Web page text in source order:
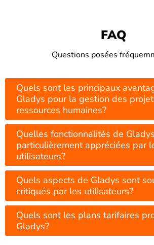
FAQ
Questions posées
Quels sont les principaux
Gladys pour la gestion des
ressources humaines?
Quelles fonctionnalités de
particulièrement appréciées par
utilisateurs?
Quels aspects de Gladys sont
critiqués par les utilisateurs?
Quels sont les plans tarifaires
Gladys?